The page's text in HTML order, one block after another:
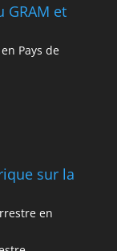
GRAM et
Pays de
sur la
en